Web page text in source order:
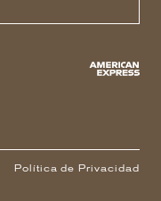
Política de Privacidad